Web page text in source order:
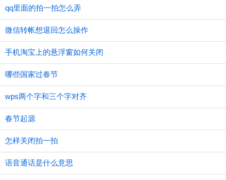
qq里面的拍一拍怎么弄
微信转帐想退回怎么操作
手机淘宝上的悬浮窗如何关闭
哪些国家过春节
wps两个字和三个字对齐
春节起源
怎样关闭拍一拍
语音通话是什么意思